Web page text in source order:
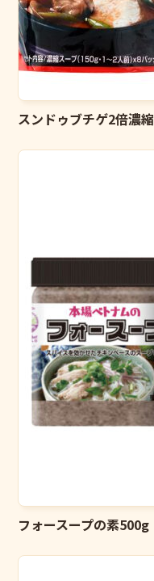
スンドゥブチゲ2倍濃縮
フォースープの素500g